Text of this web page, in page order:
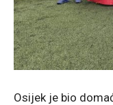
Osijek je bio